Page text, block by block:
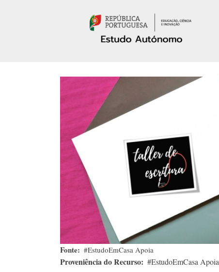
Fonte #EstudoEmCasa Apoia
Proveniência do Recurso #EstudoEmCasa Apoia